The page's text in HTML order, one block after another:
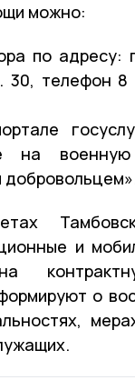
можно:
по адресу:
30, телефон 8
на
и
о